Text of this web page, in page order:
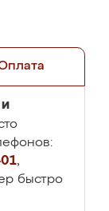
,
быстро